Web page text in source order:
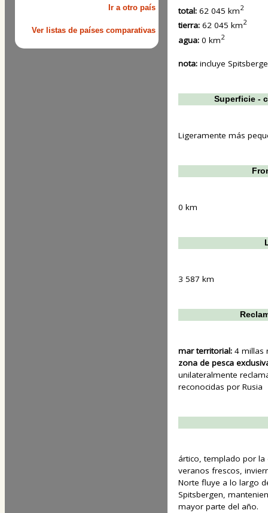
Ir a otro país
Ver listas de países comparativas
total: 62 045 km2
tierra: 62 045 km2
agua: 0 km2
nota: incluye
Superficie -
Ligeramente más
0 km
3 587 km
mar territorial: 4 millas
zona de pesca
unilateralmente
reconocidas por Rusia
ártico, templado por la
veranos frescos,
Norte fluye a lo largo
Spitsbergen,
mayor parte del año.